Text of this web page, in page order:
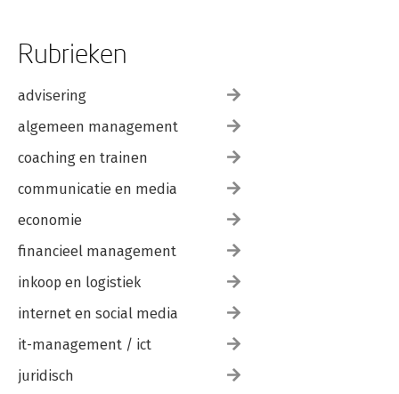
Rubrieken
advisering
algemeen management
coaching en trainen
communicatie en media
economie
financieel management
inkoop en logistiek
internet en social media
it-management / ict
juridisch